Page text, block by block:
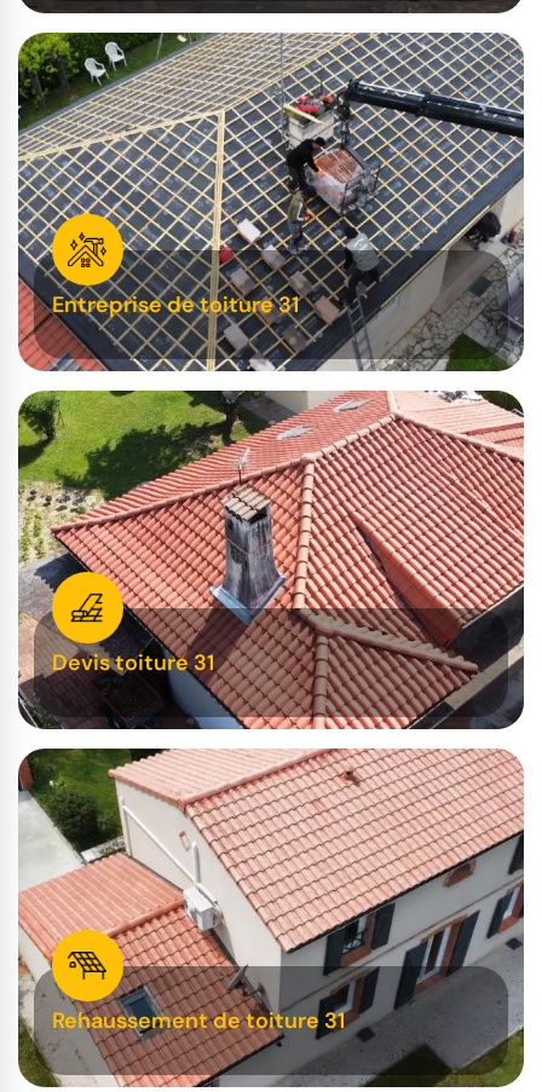
Entreprise de toiture 31
Devis toiture 31
Rehaussement de toiture 31